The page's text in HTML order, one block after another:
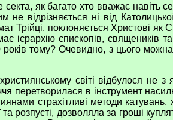
як багато хто вважає навіть
відрізняється ні від
Трійці, поклоняється Христові
має ієрархію єпископів,
років тому? Очевидно, з цього
світі відбулося не з
перетворилася в інструмент
страхітливі методи
розпусті, дозволяла за гроші